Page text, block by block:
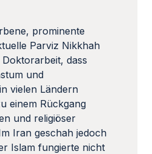
prominente
Parviz Nikkhah
dass
und
vielen Ländern
einem Rückgang
und religiöser
Iran geschah jedoch
Islam fungierte nicht